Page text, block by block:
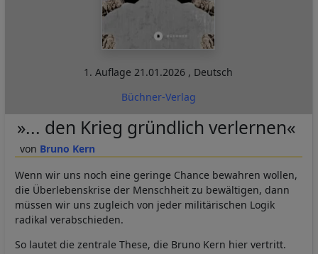
1. Auflage21.01.2026 , Deutsch
Büchner-Verlag
Bruno Kern
»... den Krieg gründlich verlernen«
Wenn wir uns noch eine geringe Chance bewahren wollen,
die Überlebenskrise der Menschheit zu bewältigen, dann
müssen wir uns zugleich von jeder militärischen Logik
radikal verabschieden.
So lautet die zentrale These, die Bruno Kern hier vertritt.